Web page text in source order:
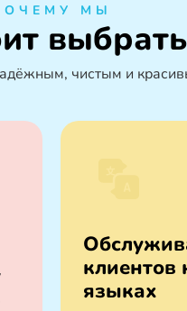
МЫ
чистым и
клиентов
языках